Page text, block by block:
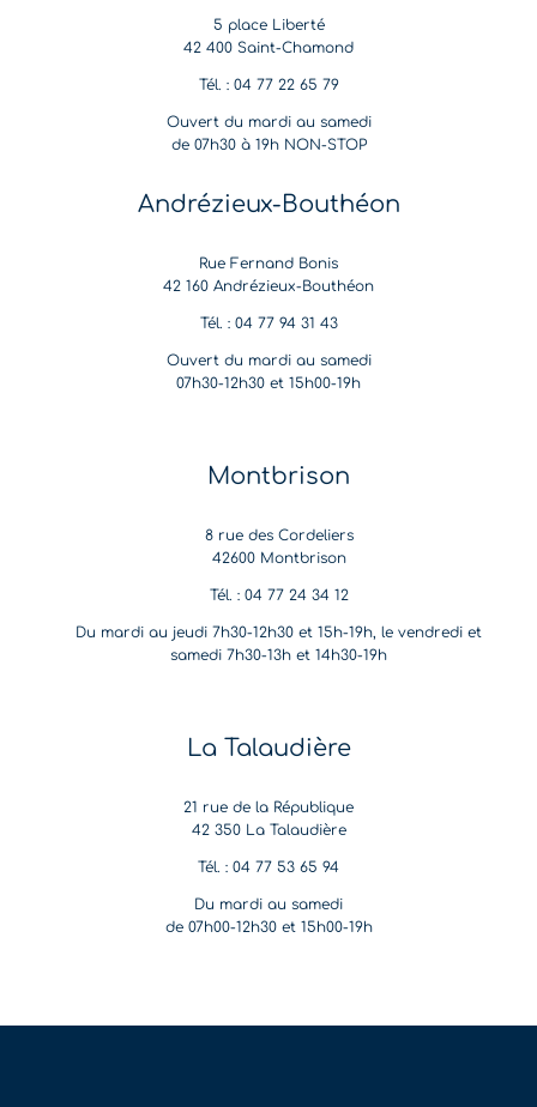
5 place Liberté
42 400 Saint-Chamond
Tél. : 04 77 22 65 79
Ouvert du mardi au samedi
de 07h30 à 19h NON-STOP
Andrézieux-Bouthéon
Rue Fernand Bonis
42 160 Andrézieux-Bouthéon
Tél. : 04 77 94 31 43
Ouvert du mardi au samedi
07h30-12h30 et 15h00-19h
Montbrison
8 rue des Cordeliers
42600 Montbrison
Tél. : 04 77 24 34 12
Du mardi au jeudi 7h30-12h30 et 15h-19h, le vendredi et
samedi 7h30-13h et 14h30-19h
La Talaudière
21 rue de la République
42 350 La Talaudière
Tél. : 04 77 53 65 94
Du mardi au samedi
de 07h00-12h30 et 15h00-19h